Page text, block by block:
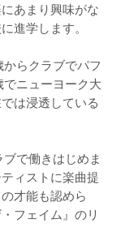
あまり興味がな
進学します。
らクラブでパフ
ニューヨーク大
は浸透している
で働きはじめま
ィストに楽曲提
才能も認めら
フェイム』のリ